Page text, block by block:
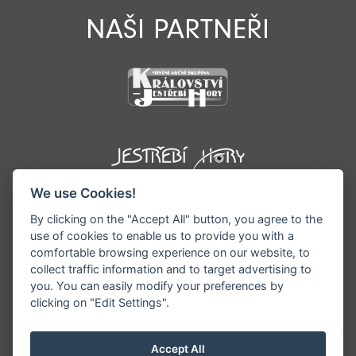
NAŠI PARTNEŘI
©1996 - 2026 Všechna práva vyhrazena serveru
We use Cookies!
By clicking on the "Accept All" button, you agree to the
use of cookies to enable us to provide you with a
comfortable browsing experience on our website, to
collect traffic information and to target advertising to
you. You can easily modify your preferences by
clicking on "Edit Settings".
Accept All